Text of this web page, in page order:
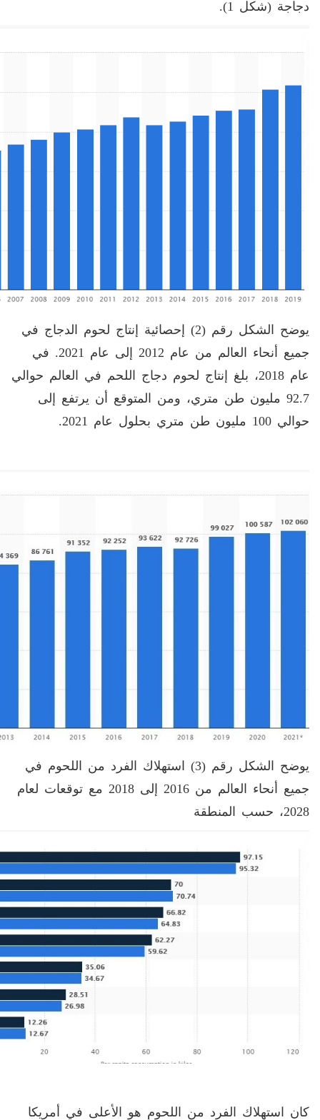
دجاجة (شكل 1).
يوضح الشكل رقم (2) إحصائية إنتاج لحوم الدجاج في
جميع أنحاء العالم من عام 2012 إلى عام 2021. في
عام 2018، بلغ إنتاج لحوم دجاج اللحم في العالم حوالي
92.7 مليون طن متري، ومن المتوقع أن يرتفع إلى
حوالي 100 مليون طن متري بحلول عام 2021.
يوضح الشكل رقم (3) استهلاك الفرد من اللحوم في
جميع أنحاء العالم من 2016 إلى 2018 مع توقعات لعام
2028، حسب المنطقة
كان استهلاك الفرد من اللحوم هو الأعلى في أمريكا